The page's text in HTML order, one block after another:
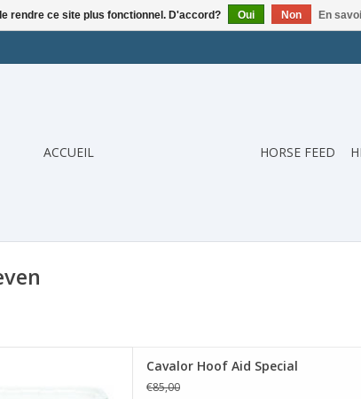
ACCUEIL HORSE FEED
Cavalor Hoof Aid Special
€85,00
rendre ce site plus fonctionnel. D'accord? Oui Non En